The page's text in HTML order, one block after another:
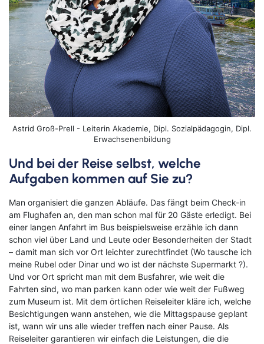
Astrid Groß-Prell - Leiterin Akademie, Dipl. Sozialpädagogin, Dipl.
Erwachsenenbildung
Und bei der Reise selbst, welche
Aufgaben kommen auf Sie zu?
Man organisiert die ganzen Abläufe. Das fängt beim Check-in
am Flughafen an, den man schon mal für 20 Gäste erledigt. Bei
einer langen Anfahrt im Bus beispielsweise erzähle ich dann
schon viel über Land und Leute oder Besonderheiten der Stadt
– damit man sich vor Ort leichter zurechtfindet (Wo tausche ich
meine Rubel oder Dinar und wo ist der nächste Supermarkt ?).
Und vor Ort spricht man mit dem Busfahrer, wie weit die
Fahrten sind, wo man parken kann oder wie weit der Fußweg
zum Museum ist. Mit dem örtlichen Reiseleiter kläre ich, welche
Besichtigungen wann anstehen, wie die Mittagspause geplant
ist, wann wir uns alle wieder treffen nach einer Pause. Als
Reiseleiter garantieren wir einfach die Leistungen, die die